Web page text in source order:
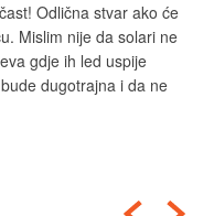
Odlična stvar ako će
Mislim nije da solari ne
gdje ih led uspije
dugotrajna i da ne